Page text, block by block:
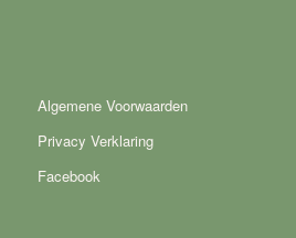
Algemene Voorwaarden
Privacy Verklaring
Facebook